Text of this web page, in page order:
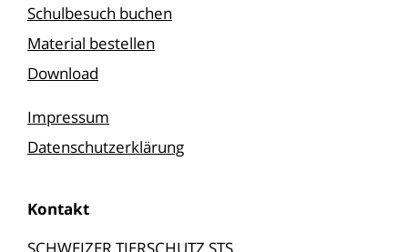
Schulbesuch buchen
Material bestellen
Download
Impressum
Datenschutzerklärung
Kontakt